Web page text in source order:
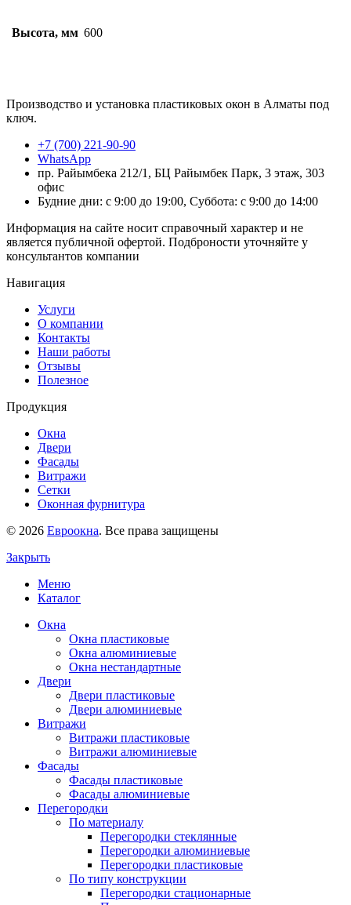
Высота, мм 600
Производство и установка пластиковых окон в Алматы под
ключ.
+7 (700) 221-90-90
WhatsApp
пр. Райымбека 212/1, БЦ Райымбек Парк, 3 этаж, 303
офис
Будние дни: с 9:00 до 19:00, Суббота: с 9:00 до 14:00
Информация на сайте носит справочный характер и не
является публичной офертой. Подброности уточняйте у
консультантов компании
Навигация
Услуги
О компании
Контакты
Наши работы
Отзывы
Полезное
Продукция
Окна
Двери
Фасады
Витражи
Сетки
Оконная фурнитура
© 2026 Евроокна. Все права защищены
Закрыть
Меню
Каталог
Окна
Окна пластиковые
Окна алюминиевые
Окна нестандартные
Двери
Двери пластиковые
Двери алюминиевые
Витражи
Витражи пластиковые
Витражи алюминиевые
Фасады
Фасады пластиковые
Фасады алюминиевые
Перегородки
По материалу
Перегородки стеклянные
Перегородки алюминиевые
Перегородки пластиковые
По типу конструкции
Перегородки стационарные